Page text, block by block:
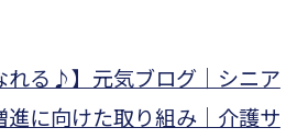
れる♪】元気ブログ｜シニア
に向けた取り組み｜介護サ